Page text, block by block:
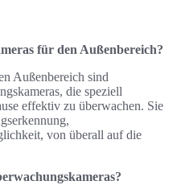
für den Außenbereich?
Außenbereich sind
die speziell
effektiv zu überwachen. Sie
von überall auf die